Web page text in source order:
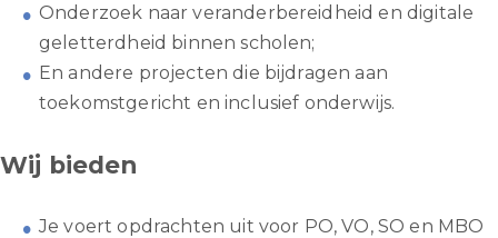
Onderzoek naar veranderbereidheid en digitale
geletterdheid binnen scholen;
En andere projecten die bijdragen aan
toekomstgericht en inclusief onderwijs.
Wij bieden
Je voert opdrachten uit voor PO, VO, SO en MBO